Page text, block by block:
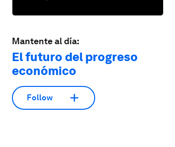
Mantente al día:
El futuro del progreso
económico
Follow